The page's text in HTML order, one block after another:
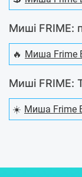
Миші FRIME:
🔥 Миша Frime
Миші FRIME:
☀️ Миша Frime